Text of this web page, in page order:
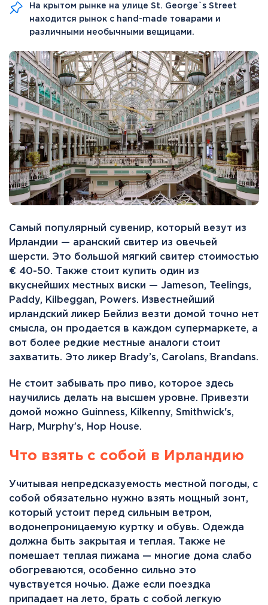
На крытом рынке на улице St. George`s Street
находится рынок с hand-made товарами и
различными необычными вещицами.
Самый популярный сувенир, который везут из
Ирландии — аранский свитер из овечьей
шерсти. Это большой мягкий свитер стоимостью
€ 40-50. Также стоит купить один из
вкуснейших местных виски — Jameson, Teelings,
Paddy, Kilbeggan, Powers. Известнейший
ирландский ликер Бейлиз везти домой точно нет
смысла, он продается в каждом супермаркете, а
вот более редкие местные аналоги стоит
захватить. Это ликер Brady’s, Carolans, Brandans.
Не стоит забывать про пиво, которое здесь
научились делать на высшем уровне. Привезти
домой можно Guinness, Kilkenny, Smithwick's,
Harp, Murphy’s, Hop House.
Что взять с собой в Ирландию
Учитывая непредсказуемость местной погоды, с
собой обязательно нужно взять мощный зонт,
который устоит перед сильным ветром,
водонепроницаемую куртку и обувь. Одежда
должна быть закрытая и теплая. Также не
помешает теплая пижама — многие дома слабо
обогреваются, особенно сильно это
чувствуется ночью. Даже если поездка
припадает на лето, брать с собой легкую